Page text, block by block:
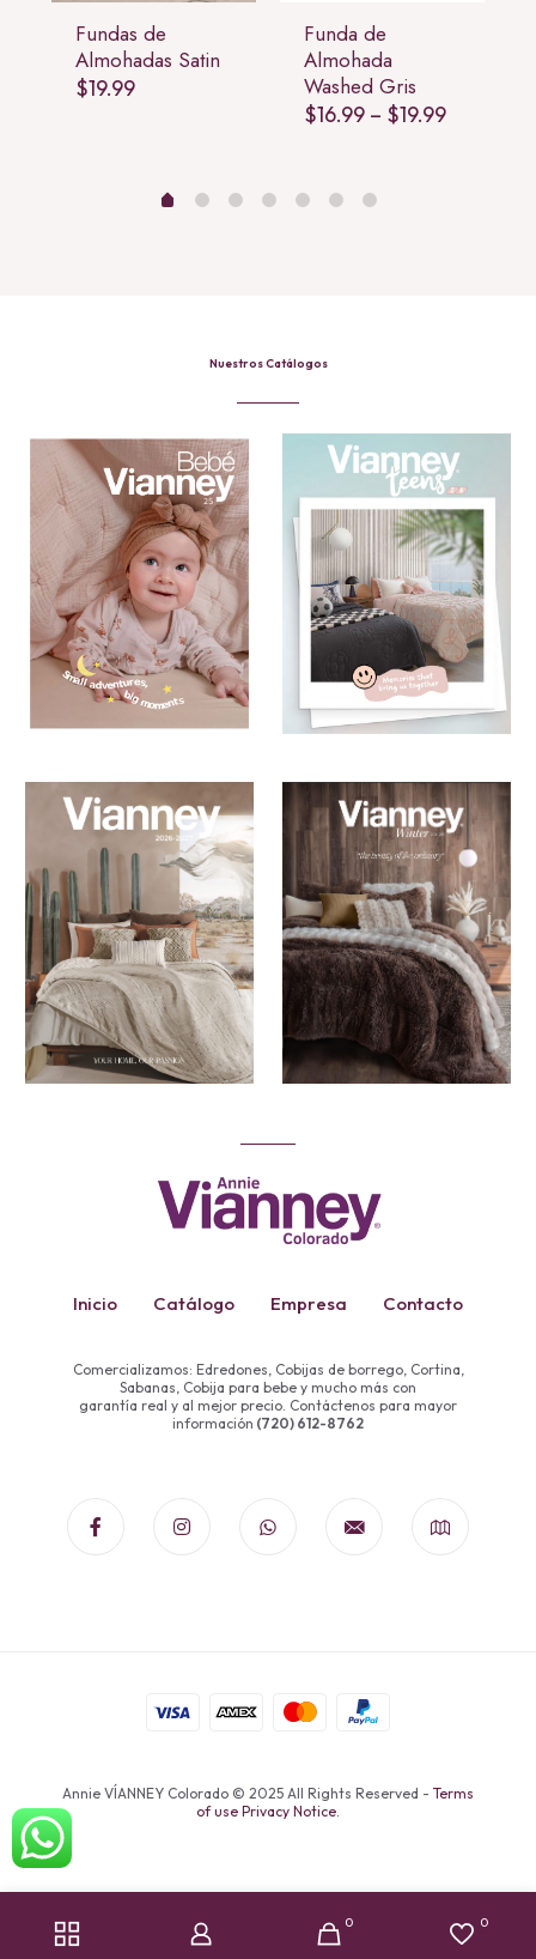
Fundas de
Almohadas Satin
$19.99
Funda de
Almohada
Washed Gris
$16.99 – $19.99Price
Nuestros Catálogos
Inicio Catálogo Empresa Contacto
Comercializamos: Edredones, Cobijas de borrego, Cortina,
Sabanas, Cobija para bebe y mucho más con
garantía real y al mejor precio. Contáctenos para mayor
información (720) 612-8762
Annie VÍANNEY Colorado © 2025 All Rights Reserved - Terms
of use Privacy Notice.
0 0